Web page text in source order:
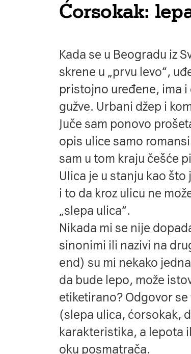
Ćorsokak:
Kada se u Beogradu iz
skrene u „prvu levo“,
pristojno uređene, ima
gužve. Urbani džep i
Juče sam ponovo
opis ulice samo
sam u tom kraju češće
Ulica je u stanju kao
i to da kroz ulicu ne
„slepa ulica“.
Nikada mi se nije
sinonimi ili nazivi na
end) su mi nekako
da bude lepo, može
etiketirano? Odgovor
(slepa ulica, ćorsokak,
karakteristika, a lepota
oku posmatrača.